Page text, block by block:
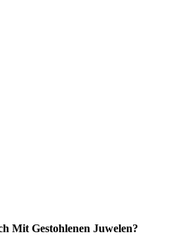
Mit Gestohlenen Juwelen?